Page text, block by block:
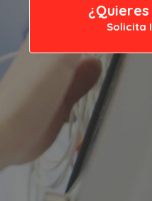
Solicita